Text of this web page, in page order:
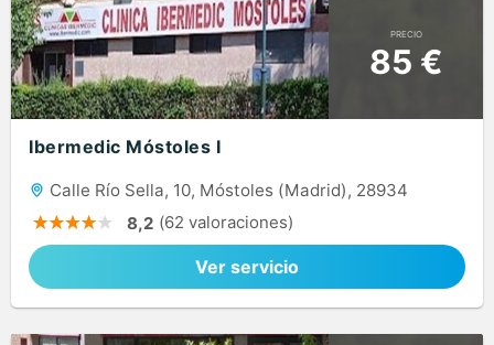
PRECIO
85 €
Ibermedic Móstoles I
Calle Río Sella, 10, Móstoles (Madrid), 28934
8,2 (62 valoraciones)
Ver servicio